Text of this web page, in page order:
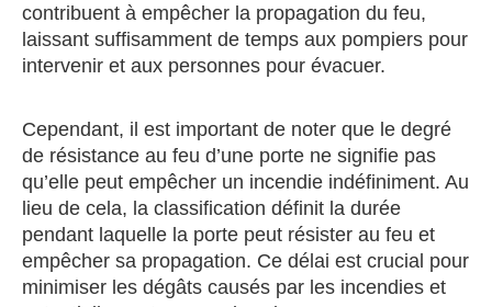
contribuent à empêcher la propagation du feu,
laissant suffisamment de temps aux pompiers pour
intervenir et aux personnes pour évacuer.
Cependant, il est important de noter que le degré
de résistance au feu d’une porte ne signifie pas
qu’elle peut empêcher un incendie indéfiniment. Au
lieu de cela, la classification définit la durée
pendant laquelle la porte peut résister au feu et
empêcher sa propagation. Ce délai est crucial pour
minimiser les dégâts causés par les incendies et